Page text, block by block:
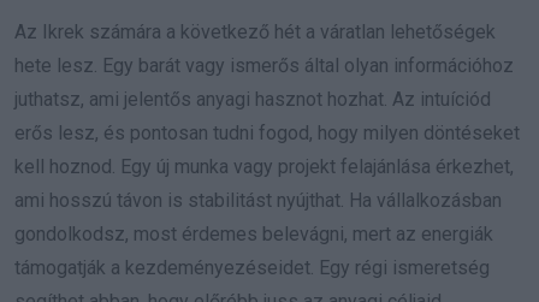
Az Ikrek számára a következő hét a váratlan lehetőségek
hete lesz. Egy barát vagy ismerős által olyan információhoz
juthatsz, ami jelentős anyagi hasznot hozhat. Az intuíciód
erős lesz, és pontosan tudni fogod, hogy milyen döntéseket
kell hoznod. Egy új munka vagy projekt felajánlása érkezhet,
ami hosszú távon is stabilitást nyújthat. Ha vállalkozásban
gondolkodsz, most érdemes belevágni, mert az energiák
támogatják a kezdeményezéseidet. Egy régi ismeretség